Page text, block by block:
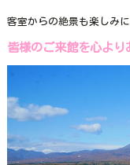
客室からの絶景も楽しみ
皆様のご来館を心よ